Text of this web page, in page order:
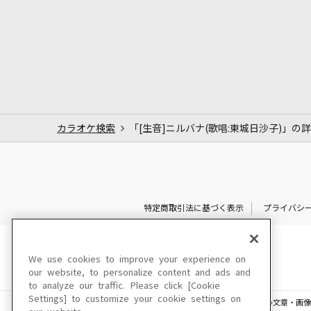
カラオケ検索 「[生音]ニルバナ(歌唱:東城日沙子)」の
特定商取引法に基づく表示 プライバシ
このサイトに掲載されている一切の文章・画
We use cookies to improve your experience on
our website, to personalize content and ads and
to analyze our traffic. Please click [Cookie
Settings] to customize your cookie settings on